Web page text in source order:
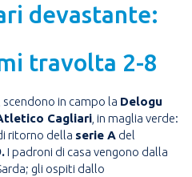
devastante:
travolta 2-8
scendono in campo la Delogu
Cagliari, in maglia verde:
ritorno della serie A del
.I padroni di casa vengono dalla
gli ospiti dallo